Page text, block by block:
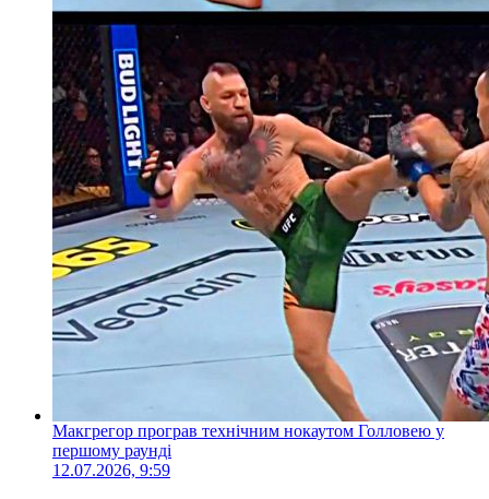
Макгрегор програв технічним нокаутом Голловею у
першому раунді
12.07.2026, 9:59